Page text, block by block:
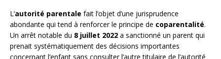
L’autorité parentale fait l’objet d’une jurisprudence
abondante qui tend à renforcer le principe de coparentalité.
Un arrêt notable du 8 juillet 2022 a sanctionné un parent qui
prenait systématiquement des décisions importantes
concernant l’enfant sans consulter l’autre titulaire de l’autorité